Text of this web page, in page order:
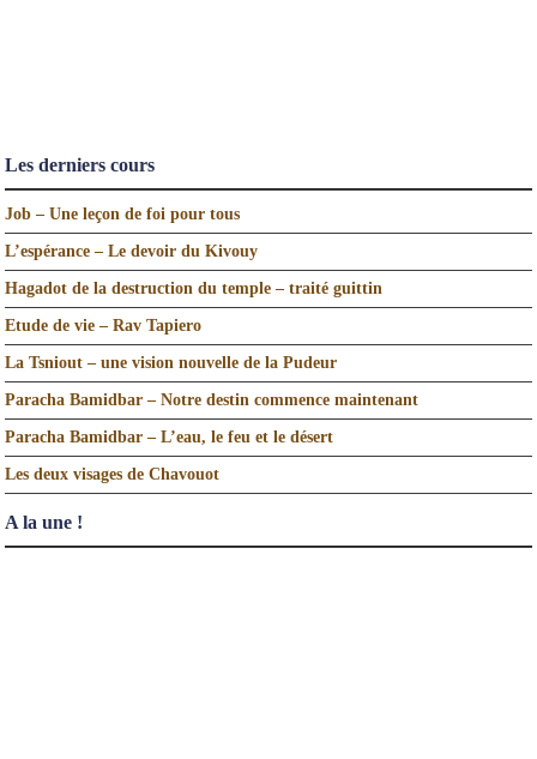
Les derniers cours
Job – Une leçon de foi pour tous
L’espérance – Le devoir du Kivouy
Hagadot de la destruction du temple – traité guittin
Etude de vie – Rav Tapiero
La Tsniout – une vision nouvelle de la Pudeur
Paracha Bamidbar – Notre destin commence maintenant
Paracha Bamidbar – L’eau, le feu et le désert
Les deux visages de Chavouot
A la une !